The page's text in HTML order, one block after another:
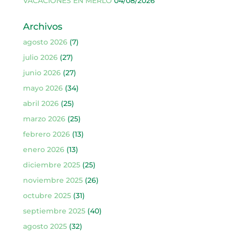
Archivos
agosto 2026(7)
julio 2026(27)
junio 2026(27)
mayo 2026(34)
abril 2026(25)
marzo 2026(25)
febrero 2026(13)
enero 2026(13)
diciembre 2025(25)
noviembre 2025(26)
octubre 2025(31)
septiembre 2025(40)
agosto 2025(32)